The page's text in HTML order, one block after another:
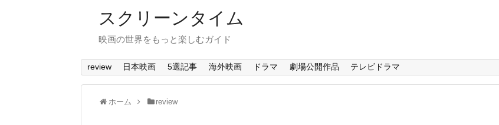
スクリーンタイム
映画の世界をもっと楽しむガイド
review 日本映画 5選記事 海外映画 ドラマ 劇場公開作品 テレビドラマ
ホーム review